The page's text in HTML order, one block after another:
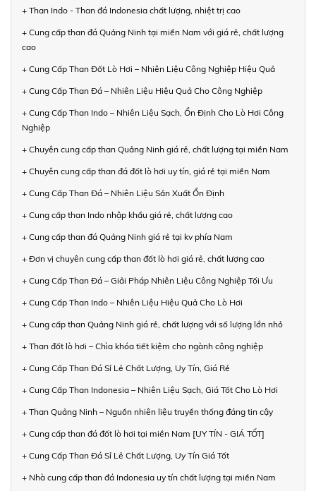
+ Than Indo - Than đá Indonesia chất lượng, nhiệt trị cao
+ Cung cấp than đá Quảng Ninh tại miền Nam với giá rẻ, chất lượng
cao
+ Cung Cấp Than Đốt Lò Hơi – Nhiên Liệu Công Nghiệp Hiệu Quả
+ Cung Cấp Than Đá – Nhiên Liệu Hiệu Quả Cho Công Nghiệp
+ Cung Cấp Than Indo – Nhiên Liệu Sạch, Ổn Định Cho Lò Hơi Công
Nghiệp
+ Chuyên cung cấp than Quảng Ninh giá rẻ, chất lượng tại miền Nam
+ Chuyên cung cấp than đá đốt lò hơi uy tín, giá rẻ tại miền Nam
+ Cung Cấp Than Đá – Nhiên Liệu Sản Xuất Ổn Định
+ Cung cấp than Indo nhập khẩu giá rẻ, chất lượng cao
+ Cung cấp than đá Quảng Ninh giá rẻ tại kv phía Nam
+ Đơn vị chuyên cung cấp than đốt lò hơi giá rẻ, chất lượng cao
+ Cung Cấp Than Đá – Giải Pháp Nhiên Liệu Công Nghiệp Tối Ưu
+ Cung Cấp Than Indo – Nhiên Liệu Hiệu Quả Cho Lò Hơi
+ Cung cấp than Quảng Ninh giá rẻ, chất lượng với số lượng lớn nhỏ
+ Than đốt lò hơi – Chìa khóa tiết kiệm cho ngành công nghiệp
+ Cung Cấp Than Đá Sỉ Lẻ Chất Lượng, Uy Tín, Giá Rẻ
+ Cung Cấp Than Indonesia – Nhiên Liệu Sạch, Giá Tốt Cho Lò Hơi
+ Than Quảng Ninh – Nguồn nhiên liệu truyền thống đáng tin cậy
+ Cung cấp than đá đốt lò hơi tại miền Nam [UY TÍN - GIÁ TỐT]
+ Cung Cấp Than Đá Sỉ Lẻ Chất Lượng, Uy Tín Giá Tốt
+ Nhà cung cấp than đá Indonesia uy tín chất lượng tại miền Nam